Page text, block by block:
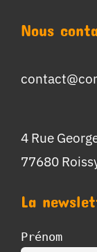
Nous
4 Rue
77680
La
Prénom